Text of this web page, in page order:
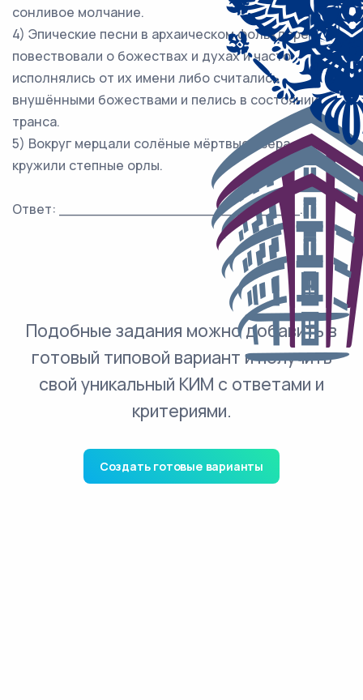
сонливое молчание.
4) Эпические песни в архаическом фольклоре
повествовали о божествах и духах и часто
исполнялись от их имени либо считались
внушёнными божествами и пелись в состоянии
транса.
5) Вокруг мерцали солёные мёртвые озёра да
кружили степные орлы.
Ответ: ___________________________.
Подобные задания можно добавить в
готовый типовой вариант и получить
свой уникальный КИМ с ответами и
критериями.
Создать готовые варианты